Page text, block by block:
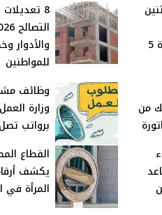
العلامية بكفر الشيخ لمدة 5
8
للمواطنين
من
وزارة
برواتب تصل إلى
القطاع
يكشف
المرأة في